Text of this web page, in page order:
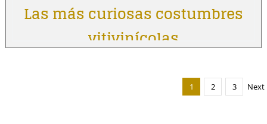
Las más curiosas costumbres
vitivinícolas
1 2 3 Next